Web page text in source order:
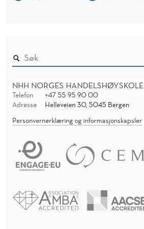
NHH NORGES HANDELSHØYSKOLE
Telefon
+47 55 95 90 00
Adresse
Helleveien 30, 5045 Bergen
Personvernerklæring og informasjonskapsler